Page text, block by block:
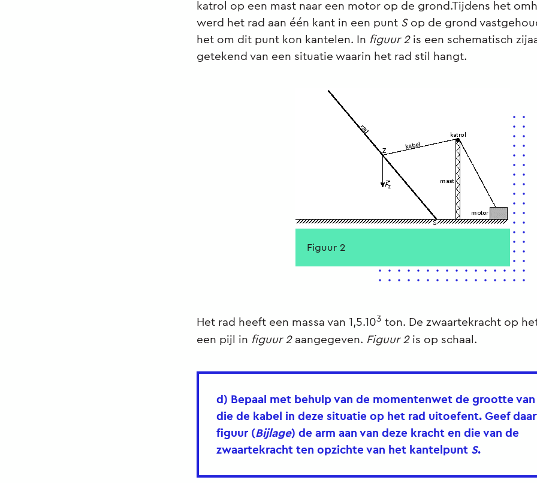
katrol op een mast naar een motor op de grond.Tijdens het
werd het rad aan één kant in een punt Sop de grond
het om dit punt kon kantelen. In figuur 2is een schematisch
getekend van een situatie waarin het rad stil hangt.
Figuur 2
Het rad heeft een massa van 1,5.103 ton. De zwaartekracht op
een pijl in figuur 2aangegeven. Figuur 2is op schaal.
d) Bepaal met behulp van de momentenwet de grootte
die de kabel in deze situatie op het rad uitoefent. Geef
figuur (Bijlage) de arm aan van deze kracht en die van de
zwaartekracht ten opzichte van het kantelpunt S.